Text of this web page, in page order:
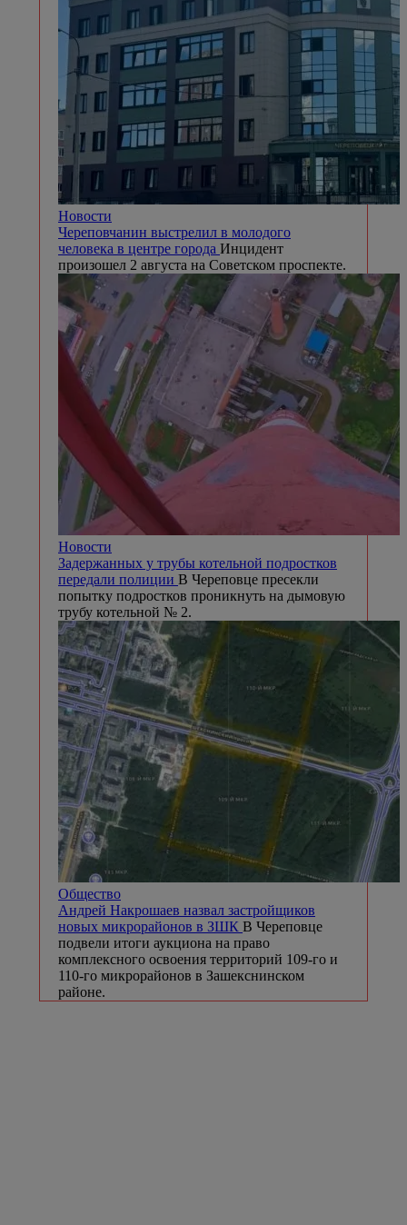
Новости
Череповчанин выстрелил в молодого
человека в центре города Инцидент
произошел 2 августа на Советском проспекте.
Новости
Задержанных у трубы котельной подростков
передали полиции В Череповце пресекли
попытку подростков проникнуть на дымовую
трубу котельной № 2.
Общество
Андрей Накрошаев назвал застройщиков
новых микрорайонов в ЗШК В Череповце
подвели итоги аукциона на право
комплексного освоения территорий 109-го и
110-го микрорайонов в Зашекснинском
районе.